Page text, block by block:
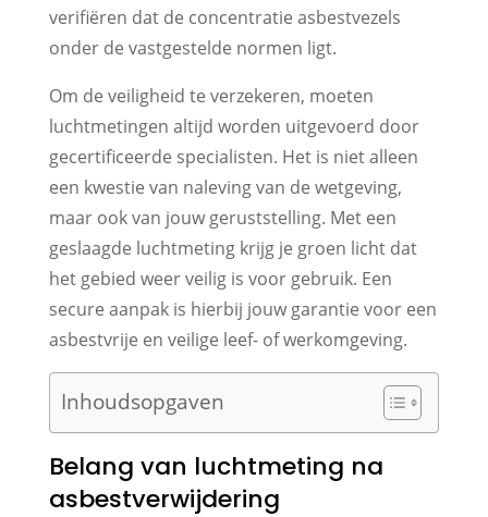
verifiëren dat de concentratie asbestvezels
onder de vastgestelde normen ligt.
Om de veiligheid te verzekeren, moeten
luchtmetingen altijd worden uitgevoerd door
gecertificeerde specialisten. Het is niet alleen
een kwestie van naleving van de wetgeving,
maar ook van jouw geruststelling. Met een
geslaagde luchtmeting krijg je groen licht dat
het gebied weer veilig is voor gebruik. Een
secure aanpak is hierbij jouw garantie voor een
asbestvrije en veilige leef- of werkomgeving.
Inhoudsopgaven
Belang van luchtmeting na
asbestverwijdering